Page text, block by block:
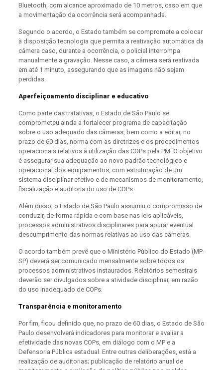
Bluetooth, com alcance aproximado de 10 metros, caso em que
a movimentação da ocorrência será acompanhada.
Segundo o acordo, o Estado também se compromete a colocar
à disposição tecnologia que permita a reativação automática da
câmera caso, durante a ocorrência, o policial interrompa
manualmente a gravação. Nesse caso, a câmera será reativada
em até 1 minuto, assegurando que as imagens não sejam
perdidas.
Aperfeiçoamento disciplinar e educativo
Como parte das tratativas, o Estado de São Paulo se
comprometeu ainda a fortalecer programa de capacitação
sobre o uso adequado das câmeras, bem como a editar, no
prazo de 60 dias, norma com as diretrizes e os procedimentos
operacionais relativos à utilização das COPs pela PM. O objetivo
é assegurar sua adequação ao novo padrão tecnológico e
operacional dos equipamentos, com estruturação de um
sistema disciplinar efetivo e de mecanismos de monitoramento,
fiscalização e auditoria do uso de COPs.
Além disso, o Estado de São Paulo assumiu o compromisso de
conduzir, de forma rápida e com base nas leis aplicáveis,
processos administrativos disciplinares para apurar eventual
descumprimento das normas relativas ao uso das câmeras.
O acordo também prevê que o Ministério Público do Estado (MP-
SP) deverá ser comunicado mensalmente sobre todos os
processos administrativos instaurados. Relatórios semestrais
deverão ser divulgados sobre a atividade disciplinar, em razão
do uso inadequado de COPs.
Transparência e monitoramento
Por fim, ficou definido que, no prazo de 60 dias, o Estado de São
Paulo desenvolverá indicadores para monitorar e avaliar a
efetividade das novas COPs, em diálogo com o MP e a
Defensoria Pública estadual. Entre outras deliberações, está a
realização de auditorias; publicação de relatório anual de